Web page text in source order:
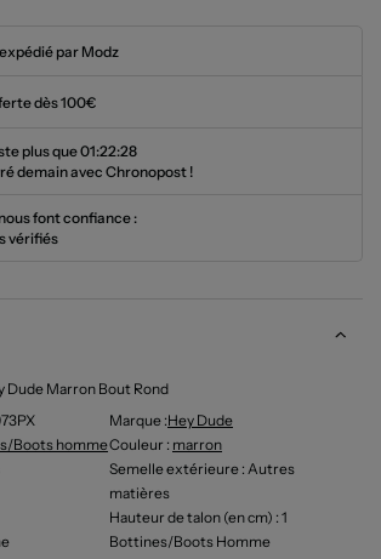
par Modz
dès 100€
plus que01:22:28
demain avec Chronopost !
font confiance :
vérifiés
Marron Bout Rond
Marque :Hey Dude
Boots hommeCouleur : marron
Semelle extérieure : Autres
matières
Hauteur de talon (en cm) : 1
Bottines/Boots Homme